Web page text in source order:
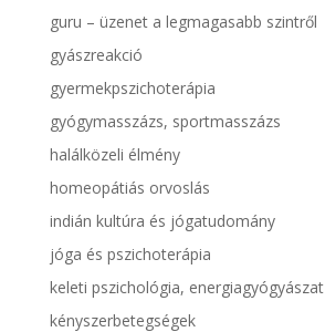
guru – üzenet a legmagasabb szintről
gyászreakció
gyermekpszichoterápia
gyógymasszázs, sportmasszázs
halálközeli élmény
homeopátiás orvoslás
indián kultúra és jógatudomány
jóga és pszichoterápia
keleti pszichológia, energiagyógyászat
kényszerbetegségek